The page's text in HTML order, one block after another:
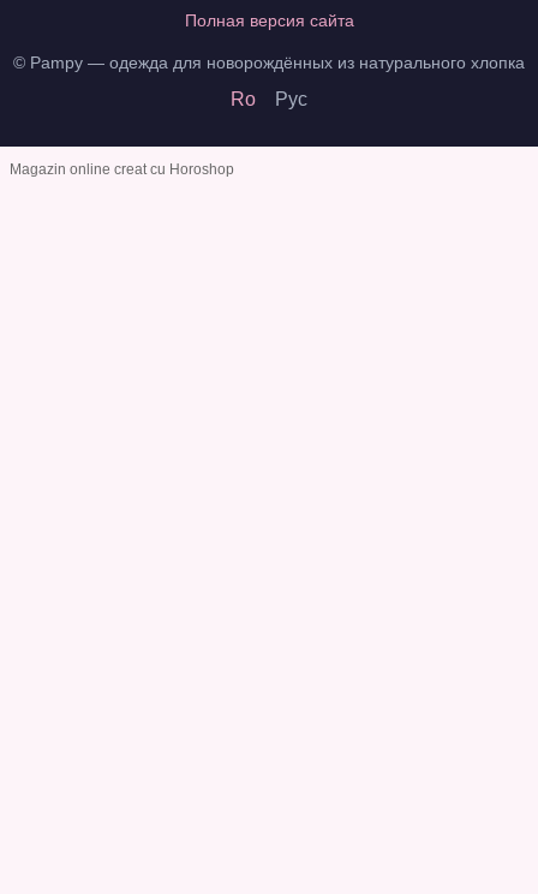
Полная версия сайта
© Pampy — одежда для новорождённых из натурального хлопка
Ro Рус
Magazin online creat cu Horoshop